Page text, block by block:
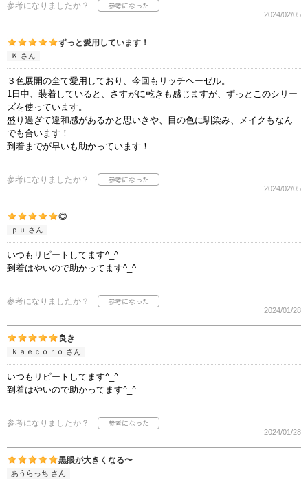
参考になりましたか？
2024/02/05
ずっと愛用しています！
Ｋ さん
３色展開の全て愛用しており、今回もリッチヘーゼル。
1日中、装着していると、さすがに乾きも感じますが、ずっとこのシリー
ズを使っています。
盛り過ぎて違和感があるかと思いきや、目の色に馴染み、メイクもなん
でも合います！
到着までが早いも助かっています！
参考になりましたか？
2024/02/05
◎
ｐｕ さん
いつもリピートしてます^_^
到着はやいので助かってます^_^
参考になりましたか？
2024/01/28
良き
ｋａｅｃｏｒｏ さん
いつもリピートしてます^_^
到着はやいので助かってます^_^
参考になりましたか？
2024/01/28
黒眼が大きくなる〜
あうらっち さん